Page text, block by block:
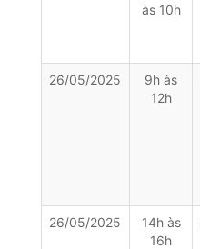
às 10h
26/05/2025
9h às
12h
26/05/2025
14h às
16h